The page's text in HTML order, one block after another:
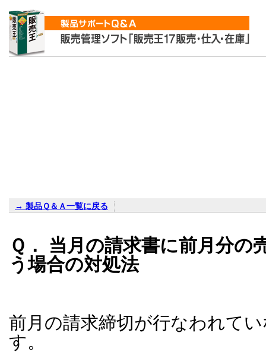
→ 製品Ｑ＆Ａ一覧に戻る
Ｑ． 当月の請求書に前月分の
う場合の対処法
前月の請求締切が行なわれて
す。